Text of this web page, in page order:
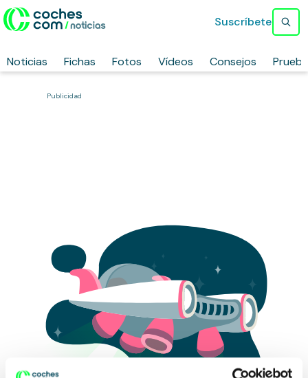
Noticias Fichas Fotos Vídeos Consejos
Suscríbete
Publicidad